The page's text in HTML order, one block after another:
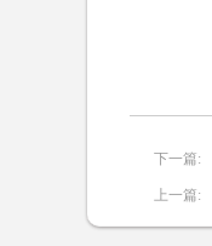
下一篇:
上一篇: